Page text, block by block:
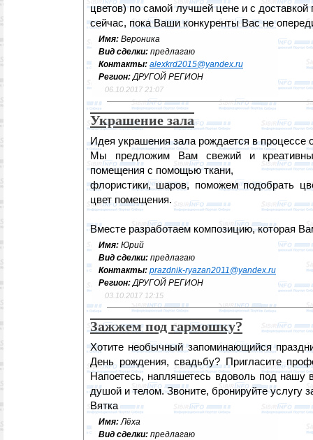
цветов) по самой лучшей цене и с
сейчас, пока Ваши конкуренты Вас не
Имя: Вероника
Вид сделки: предлагаю
Контакты: alexkrd2015@yandex.ru
Регион:ДРУГОЙ РЕГИОН
06.10.2017 21:07
Украшение зала
Идея украшения зала рождается в процессе
Мы предложим Вам свежий и
помещения с помощью ткани,
флористики, шаров, поможем подобрать
цвет помещения.
Вместе разработаем композицию, которая
Имя: Юрий
Вид сделки: предлагаю
Контакты: prazdnik-ryazan2011@yandex.ru
Регион:ДРУГОЙ РЕГИОН
03.10.2017 12:15
Зажжем под гармошку?
Хотите необычный запоминающийся
День рождения, свадьбу? Пригласите
Напоетесь, напляшетесь вдоволь под нашу
душой и телом. Звоните, бронируйте услугу
Вятка
Имя:Лёха
Вид сделки: предлагаю